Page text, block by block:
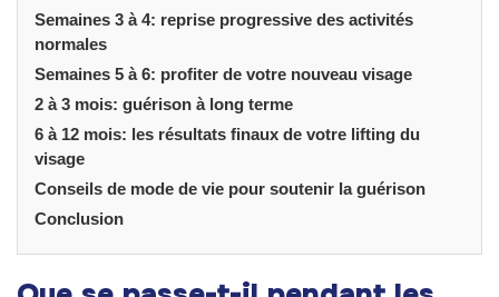
Semaines 3 à 4: reprise progressive des activités
normales
Semaines 5 à 6: profiter de votre nouveau visage
2 à 3 mois: guérison à long terme
6 à 12 mois: les résultats finaux de votre lifting du
visage
Conseils de mode de vie pour soutenir la guérison
Conclusion